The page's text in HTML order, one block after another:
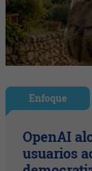
Enfoque
OpenAI
usuarios